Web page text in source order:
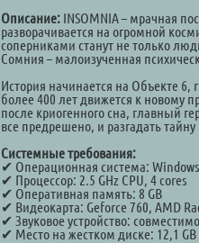
Описание: INSOMNIA – мрачная
разворачивается на огромной
соперниками станут не только
Сомния – малоизученная
История начинается на Объекте 6,
более 400 лет движется к новому
после криогенного сна, главный
все предрешено, и разгадать
Системные требования:
✔ Операционная система:
✔ Процессор: 2.5 GHz CPU, 4 cores
✔ Оперативная память: 8 GB
✔ Видеокарта: Geforce 760, AMD
✔ Звуковое устройство:
✔ Место на жестком диске: 12,1 GB